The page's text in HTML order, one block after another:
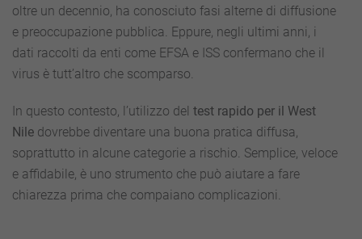
oltre un decennio, ha conosciuto fasi alterne di diffusione
e preoccupazione pubblica. Eppure, negli ultimi anni, i
dati raccolti da enti come EFSA e ISS confermano che il
virus è tutt’altro che scomparso.
In questo contesto, l’utilizzo del test rapido per il West
Nile dovrebbe diventare una buona pratica diffusa,
soprattutto in alcune categorie a rischio. Semplice, veloce
e affidabile, è uno strumento che può aiutare a fare
chiarezza prima che compaiano complicazioni.